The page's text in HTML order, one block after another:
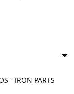
- IRON PARTS